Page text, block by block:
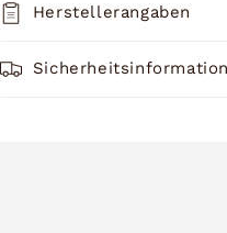
Herstellerangaben